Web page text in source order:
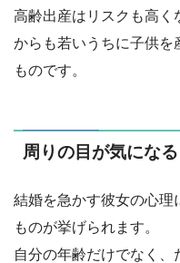
高齢出産はリスクも高く
からも若いうちに子供を
ものです。
周りの目が気になる
結婚を急かす彼女の心理
ものが挙げられます。
自分の年齢だけでなく